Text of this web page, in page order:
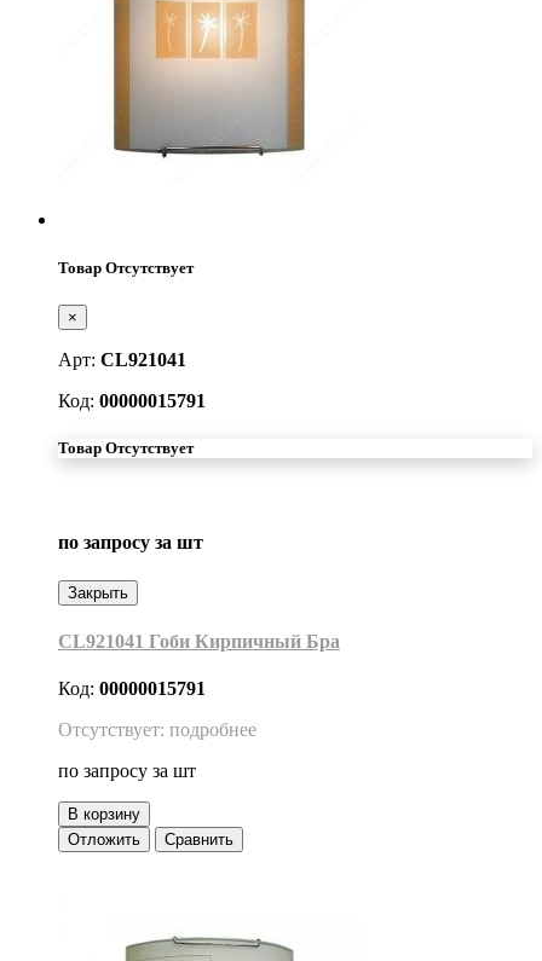
Товар Отсутствует
×
Арт: CL921041
Код: 00000015791
Товар Отсутствует
по запросу за шт
Закрыть
CL921041 Гоби Кирпичный Бра
Код: 00000015791
Отсутствует: подробнее
по запросу за шт
В корзину
Отложить
Сравнить